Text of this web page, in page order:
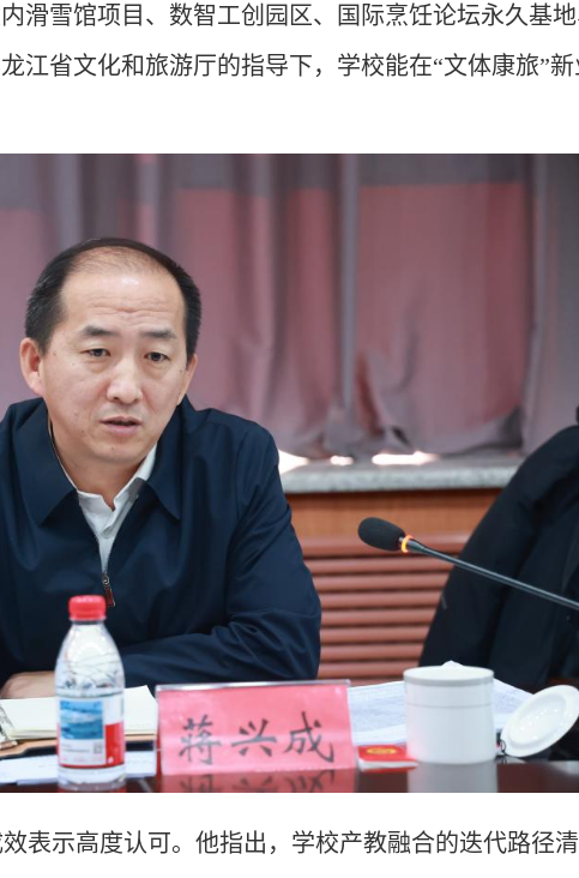
滑雪馆项目 、 数智工创园区、国际烹饪论坛永久基地
江省文化和旅游厅的指导下，学校能在“文体康旅”
表示高度认可。他指出，学校产教融合的迭代路径